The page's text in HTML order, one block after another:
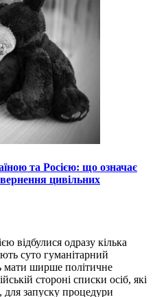
та Росією: що означає
цивільних
відбулися одразу кілька
суто гуманітарний
мати ширше політичне
стороні списки осіб, які
для запуску процедури